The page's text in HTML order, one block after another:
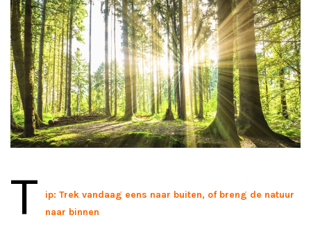
T
ip: Trek vandaag eens naar buiten, of breng de natuur
naar binnen